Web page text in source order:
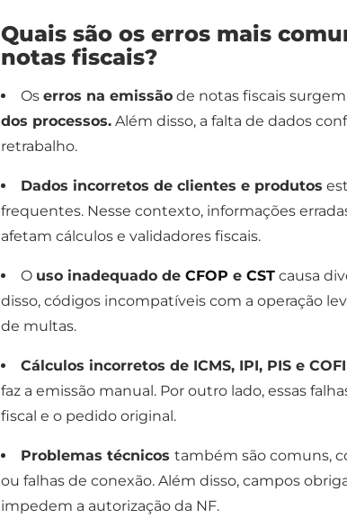
Quais são os erros mais
notas fiscais?
Os erros na emissão de notas fiscais
dos processos. Além disso, a falta de dados
retrabalho.
Dados incorretos de clientes e produtos
frequentes. Nesse contexto, informações
afetam cálculos e validadores fiscais.
O uso inadequado de CFOP e CST causa
disso, códigos incompatíveis com a operação
de multas.
Cálculos incorretos de ICMS, IPI, PIS e
faz a emissão manual. Por outro lado, essas
fiscal e o pedido original.
Problemas técnicos também são comuns,
ou falhas de conexão. Além disso, campos
impedem a autorização da NF.